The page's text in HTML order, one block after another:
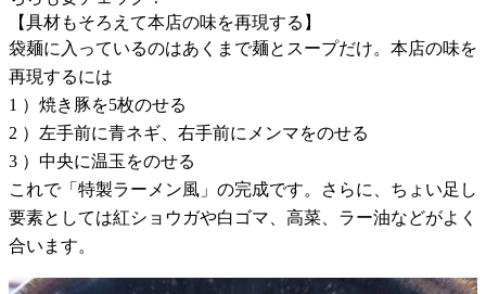
【具材もそろえて本店の味を再現する】
袋麺に入っているのはあくまで麺とスープだけ。本店の味を
再現するには
1 ）焼き豚を5枚のせる
2 ）左手前に青ネギ、右手前にメンマをのせる
3 ）中央に温玉をのせる
これで「特製ラーメン風」の完成です。さらに、ちょい足し
要素としては紅ショウガや白ゴマ、高菜、ラー油などがよく
合います。